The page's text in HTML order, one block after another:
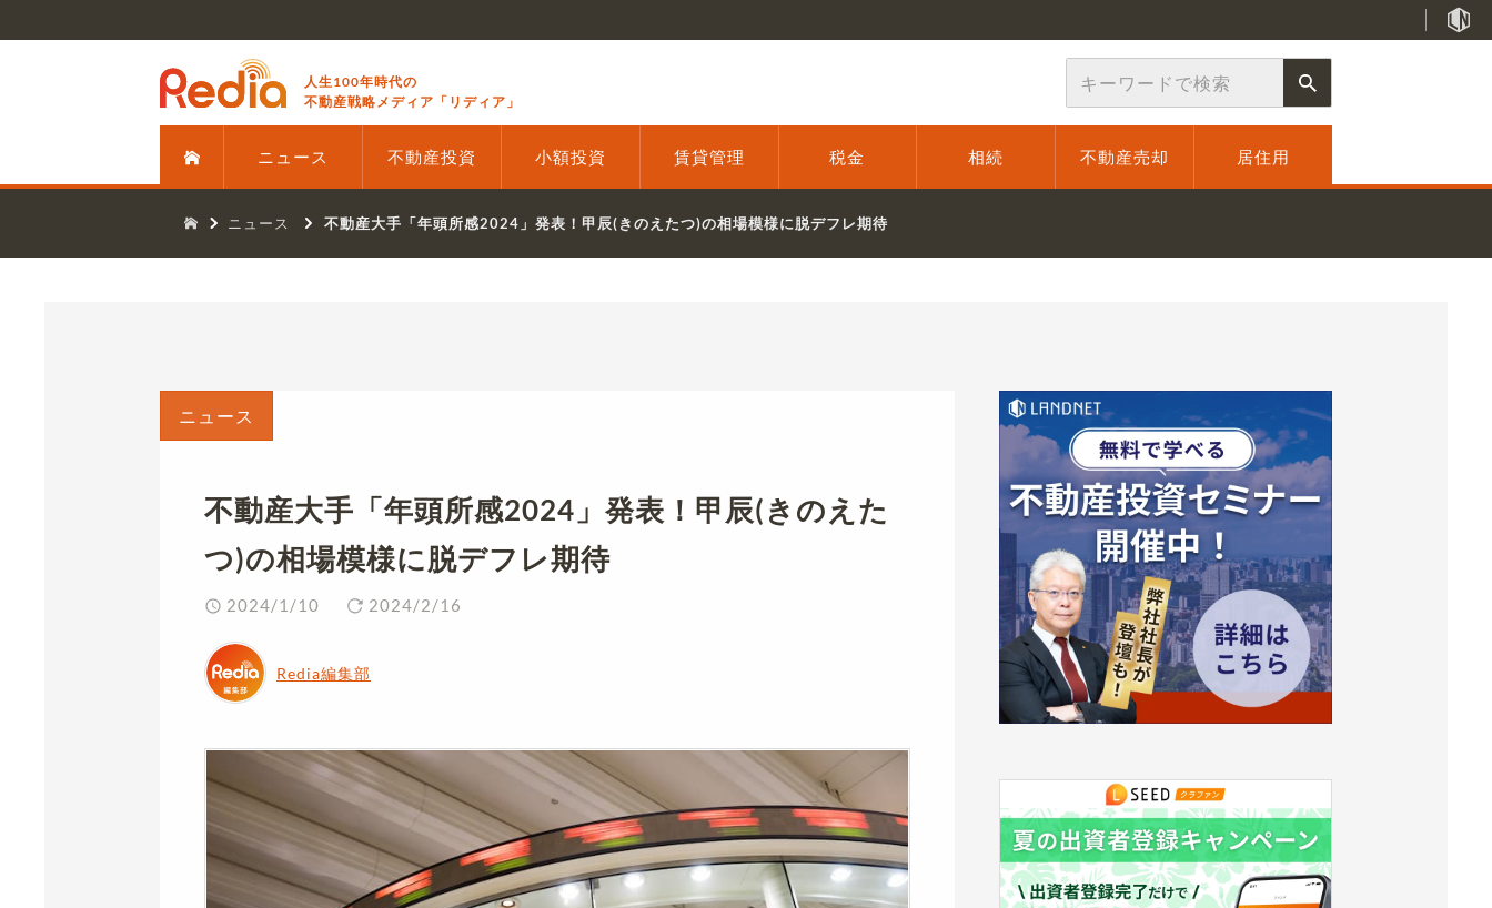
人生100年時代の
不動産戦略メディア「リディア」
ニュース 不動産投資 小額投資 賃貸管理 税金 相続 不動産売却 居住用
ニュース 不動産大手「年頭所感2024」発表！甲辰(きのえたつ)の相場模様に脱デフレ期待
ニュース
不動産大手「年頭所感2024」発表！甲辰(きのえた
つ)の相場模様に脱デフレ期待
2024/1/10 2024/2/16
Redia編集部